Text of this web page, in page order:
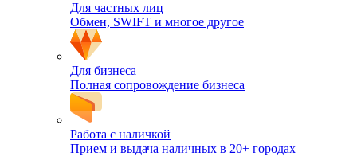
Для частных лиц
Обмен, SWIFT и многое другое
Для бизнеса
Полная сопровождение бизнеса
Работа с наличкой
Прием и выдача наличных в 20+ городах